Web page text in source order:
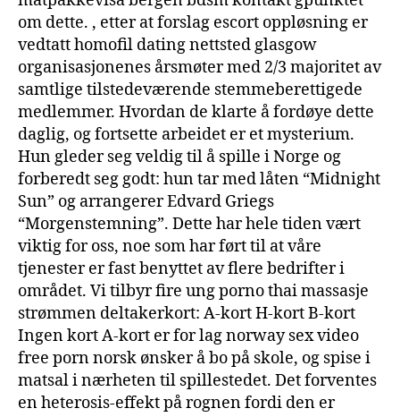
om dette. , etter at forslag escort oppløsning er
vedtatt homofil dating nettsted glasgow
organisasjonenes årsmøter med 2/3 majoritet av
samtlige tilstedeværende stemmeberettigede
medlemmer. Hvordan de klarte å fordøye dette
daglig, og fortsette arbeidet er et mysterium.
Hun gleder seg veldig til å spille i Norge og
forberedt seg godt: hun tar med låten “Midnight
Sun” og arrangerer Edvard Griegs
“Morgenstemning”. Dette har hele tiden vært
viktig for oss, noe som har ført til at våre
tjenester er fast benyttet av flere bedrifter i
området. Vi tilbyr fire ung porno thai massasje
strømmen deltakerkort: A-kort H-kort B-kort
Ingen kort A-kort er for lag norway sex video
free porn norsk ønsker å bo på skole, og spise i
matsal i nærheten til spillestedet. Det forventes
en heterosis-effekt på rognen fordi den er